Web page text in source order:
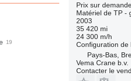
Prix sur
Matériel de TP -
2003
35 420 mi
24 300 m/h
Configuration de
Pays-Bas,
Vema Crane b.v.
Contacter le